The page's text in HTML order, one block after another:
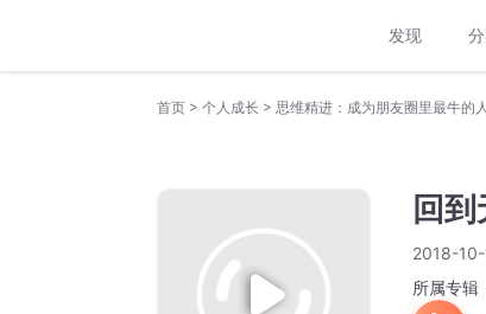
发现
首页 > 个人成长 > 思维精进：成为朋友圈里最牛的人
回到
2018-
所属专辑